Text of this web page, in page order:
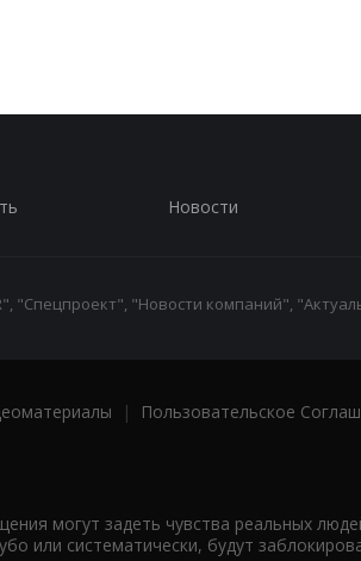
Новости
"Спецпроект", "Новости компаний",
| Пользовательское
могут задеть чувства реальных
или систематически, будут